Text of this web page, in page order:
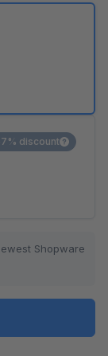
discount
Shopware